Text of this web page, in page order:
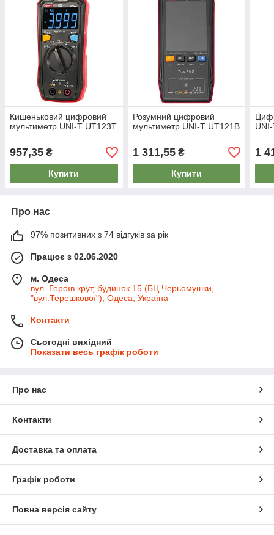
Кишеньковий цифровий
мультиметр UNI-T UT123T
957,35 ₴
Купити
Розумний цифровий
мультиметр UNI-T UT121B
1 311,55₴
Купити
1
Про нас
97% позитивних з 74 відгуків за рік
Працює з 02.06.2020
м. Одеса
вул. Героїв крут, будинок 15 (БЦ Черьомушки,
"вул.Терешкової"), Одеса, Україна
Контакти
Сьогодні вихідний
Показати весь графік роботи
Про нас
Контакти
Доставка та оплата
Графік роботи
Повна версія сайту